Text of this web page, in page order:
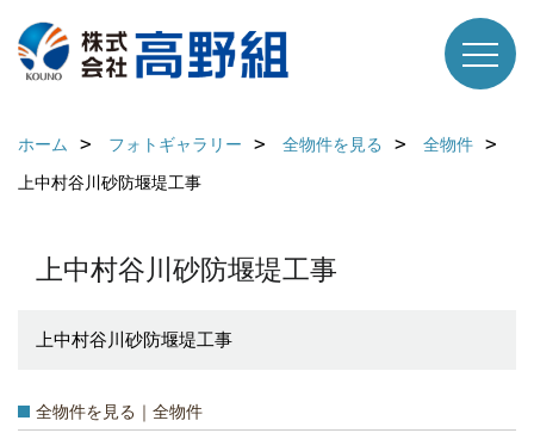
ホーム フォトギャラリー 全物件を見る
全物件
上中村谷川砂防堰堤工事
上中村谷川砂防堰堤工事
上中村谷川砂防堰堤工事
全物件を見る｜全物件